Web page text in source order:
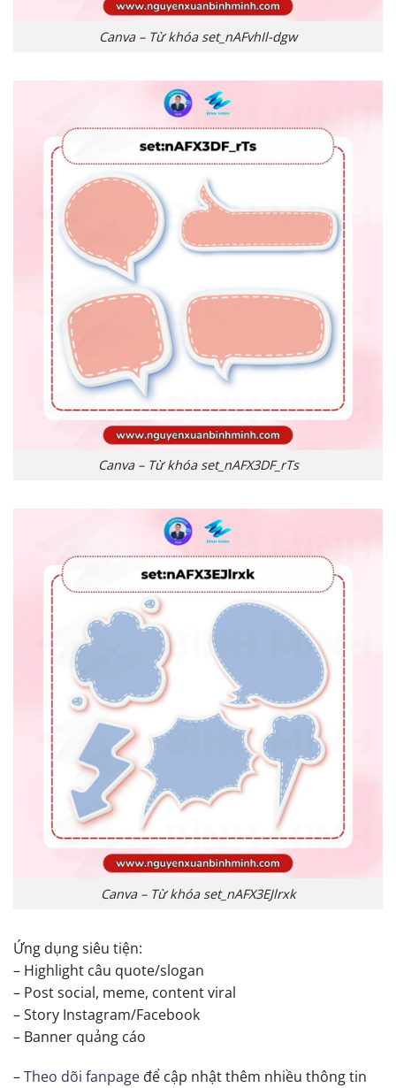
Canva – Từ khóa set_nAFvhIl-dgw
Canva – Từ khóa set_nAFX3DF_rTs
Canva – Từ khóa set_nAFX3EJlrxk
Ứng dụng siêu tiện:
– Highlight câu quote/slogan
– Post social, meme, content viral
– Story Instagram/Facebook
– Banner quảng cáo
–Theo dõi fanpage để cập nhật thêm nhiều thông tin